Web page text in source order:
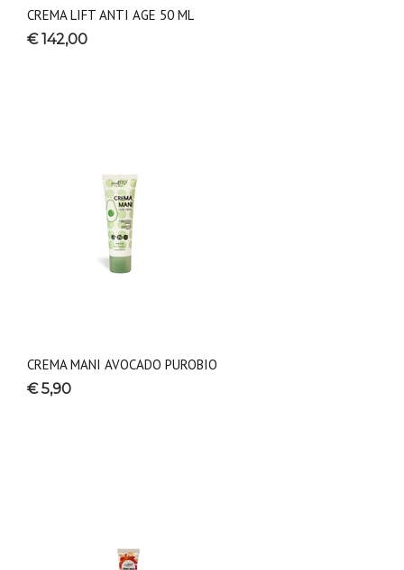
CREMA LIFT ANTI AGE 50 ML
€ 142,00
CREMA MANI AVOCADO PUROBIO
€ 5,90